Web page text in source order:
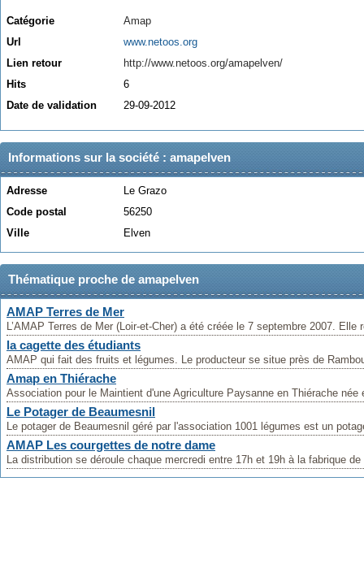
Catégorie
Amap
Url
www.netoos.org
Lien retour
http://www.netoos.org/amapelven/
Hits
6
Date de validation
29-09-2012
Informations sur la société : amapelven
Adresse
Le Grazo
Code postal
56250
Ville
Elven
Thématique proche de amapelven
AMAP Terres de Mer
L’AMAP Terres de Mer (Loir-et-Cher) a été créée le 7 septembre 2007. Elle
la cagette des étudiants
AMAP qui fait des fruits et légumes. Le producteur se situe près de
Amap en Thiérache
Association pour le Maintient d'une Agriculture Paysanne en Thiérache née
Le Potager de Beaumesnil
Le potager de Beaumesnil géré par l'association 1001 légumes est un
AMAP Les courgettes de notre dame
La distribution se déroule chaque mercredi entre 17h et 19h à la fabrique